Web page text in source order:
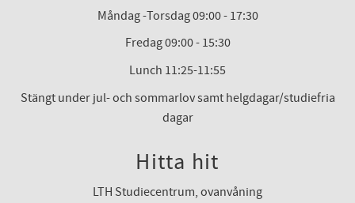
Måndag -Torsdag 09:00 - 17:30
Fredag 09:00 - 15:30
Lunch 11:25-11:55
Stängt under jul- och sommarlov samt helgdagar/studiefria
dagar
Hitta hit
LTH Studiecentrum, ovanvåning